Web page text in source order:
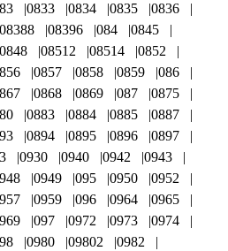
0833 0834 0835
0836
08388 08396 084
0845
0848 08512 08514
0852
0857 0858 0859
086
0868 0869 087
0875
0883 0884 0885
0887
0894 0895 0896
0897
0930 0940 0942
0943
0949 095 0950
0952
0959 096 0964
0965
097 0972 0973
0974
0980 09802
0982